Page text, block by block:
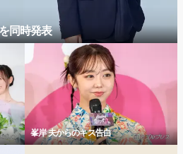
同時発表
峯岸 夫からのキス告白